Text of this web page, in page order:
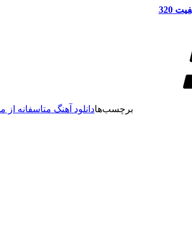
320
برچسب‌هادانلود آهنگ متاسفانه